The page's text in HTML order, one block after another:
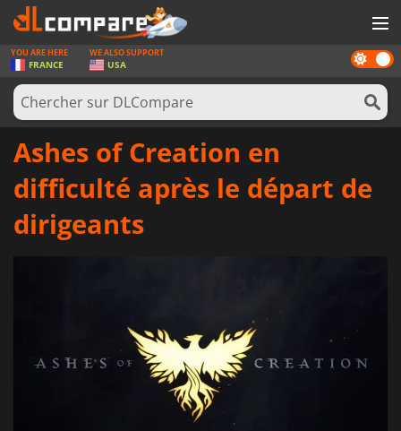
JEUX
CARTES PRÉPAYÉES
LOGICIELS
Dark
mode
YOU ARE HERE
FRANCE
WE ALSO SUPPORT
USA
Ashes of Creation en
difficulté après le départ de
dirigeants